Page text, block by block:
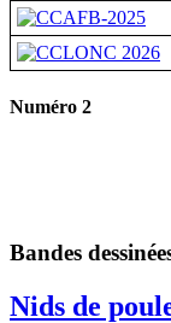
Numéro 2
Bandes
Nids de